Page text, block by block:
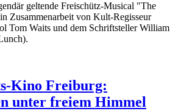
geltende Freischütz-Musical "The
Zusammenarbeit von Kult-Regisseur
Tom Waits und dem Schriftsteller William
Kino Freiburg:
unter freiem Himmel